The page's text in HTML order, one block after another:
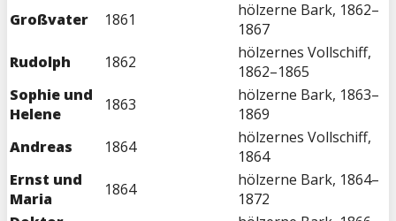
Großvater
1861
hölzerne Bark, 1862–
1867
Rudolph
1862
hölzernes Vollschiff,
1862–1865
Sophie und
Helene
1863
hölzerne Bark, 1863–
1869
Andreas
1864
hölzernes Vollschiff,
1864
Ernst und
Maria
1864
hölzerne Bark, 1864–
1872